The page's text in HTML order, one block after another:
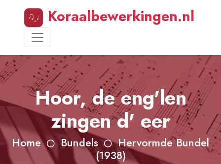
Koraalbewerkingen.nl
Hoor, de eng'len
zingen d' eer
Home Bundels
Hervormde Bundel
(1938)